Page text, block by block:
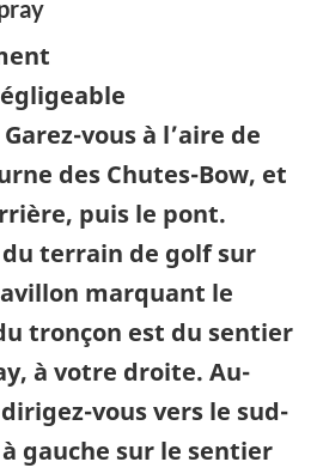
vous à l’aire de
des Chutes-Bow, et
puis le pont.
terrain de golf sur
marquant le
tronçon est du sentier
à votre droite. Au-
vous vers le sud-
gauche sur le sentier